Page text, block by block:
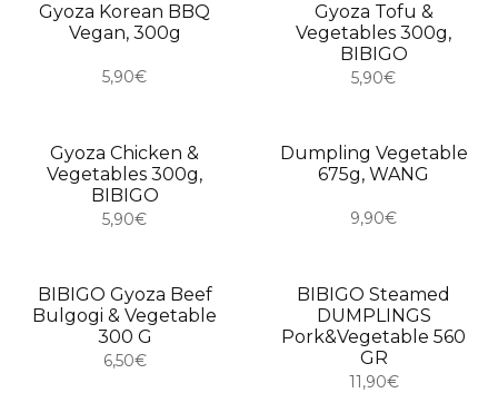
Gyoza Korean BBQ
Vegan, 300g
5,90€
Gyoza Tofu &
Vegetables 300g,
BIBIGO
5,90€
Gyoza Chicken &
Vegetables 300g,
BIBIGO
5,90€
Dumpling Vegetable
675g, WANG
9,90€
BIBIGO Gyoza Beef
Bulgogi & Vegetable
300 G
6,50€
BIBIGO Steamed
DUMPLINGS
Pork&Vegetable 560
GR
11,90€